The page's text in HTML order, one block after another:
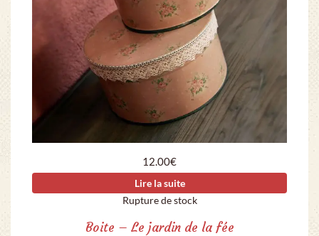
12.00€
Lire la suite
Rupture de stock
Boite – Le jardin de la fée